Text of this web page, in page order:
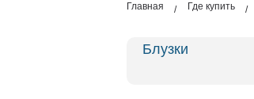
Главная Где купить
Блузки